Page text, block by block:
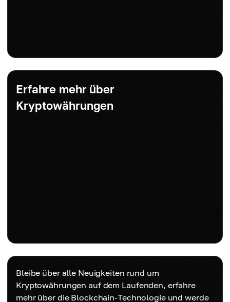
Erfahre mehr über
Kryptowährungen
Bleibe über alle Neuigkeiten rund um
Kryptowährungen auf dem Laufenden, erfahre
mehr über die Blockchain-Technologie und werde